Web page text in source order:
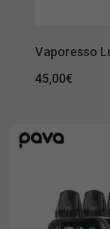
Vaporesso
45,00€